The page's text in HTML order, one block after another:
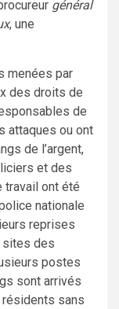
général
, une
menées par
des droits de
de
attaques ou ont
de l’argent,
et des
travail ont été
nationale
reprises
sites des
postes
sont arrivés
sans